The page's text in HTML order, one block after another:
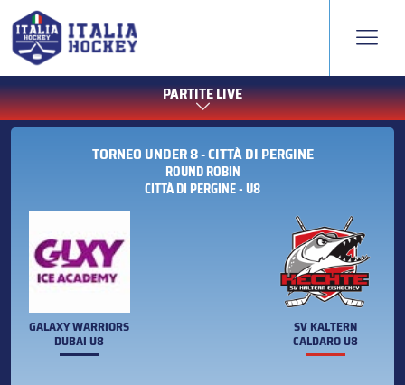
PARTITE LIVE
TORNEO UNDER 8 - CITTÀ DI PERGINE
ROUND ROBIN
CITTÀ DI PERGINE - U8
GALAXY WARRIORS
DUBAI U8
SV KALTERN
CALDARO U8